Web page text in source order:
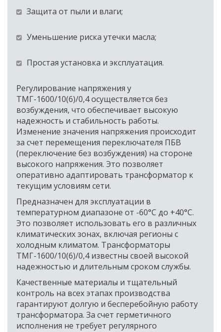
Защита от пыли и влаги;
Уменьшение риска утечки масла;
Простая установка и эксплуатация.
Регулирование напряжения у
ТМГ-1600/10(6)/0,4 осуществляется без
возбуждения, что обеспечивает высокую
надежность и стабильность работы.
Изменение значения напряжения происходит
за счет перемещения переключателя ПБВ
(переключение без возбуждения) на стороне
высокого напряжения. Это позволяет
оперативно адаптировать трансформатор к
текущим условиям сети.
Предназначен для эксплуатации в
температурном диапазоне от -60°C до +40°C.
Это позволяет использовать его в различных
климатических зонах, включая регионы с
холодным климатом. Трансформаторы
ТМГ-1600/10(6)/0,4 известны своей высокой
надежностью и длительным сроком службы.
Качественные материалы и тщательный
контроль на всех этапах производства
гарантируют долгую и бесперебойную работу
трансформатора. За счет герметичного
исполнения не требует регулярного